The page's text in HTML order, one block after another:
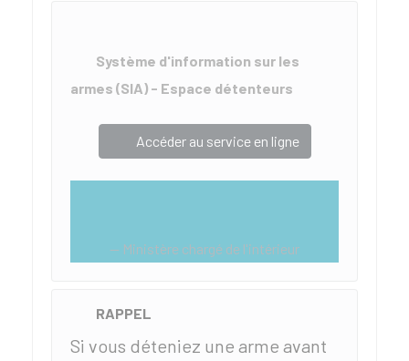
Système d'information sur les
armes (SIA) - Espace détenteurs
Accéder au service en ligne
Ministère chargé de l'intérieur
RAPPEL
Si vous déteniez une arme avant